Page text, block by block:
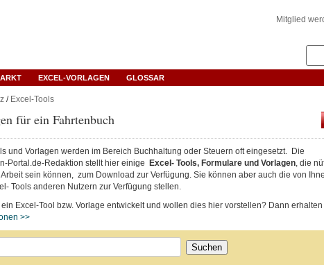
Mitglied
EXCEL-VORLAGEN GLOSSAR
/ Excel-Tools
für ein Fahrtenbuch
und Vorlagen werden im Bereich Buchhaltung oder Steuern oft eingesetzt. Die
Portal.de-Redaktion stellt hier einige
Excel- Tools, Formulare und Vorlagen, die
sein können, zum Download zur Verfügung. Sie können aber auch die von
Tools anderen Nutzern zur Verfügung stellen.
Excel-Tool bzw. Vorlage entwickelt und wollen dies hier vorstellen? Dann
>>